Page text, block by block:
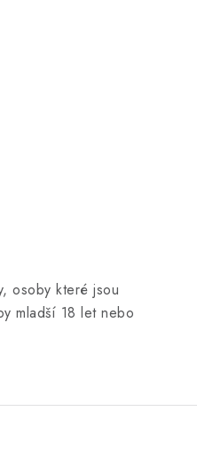
osoby které jsou
mladší 18 let nebo